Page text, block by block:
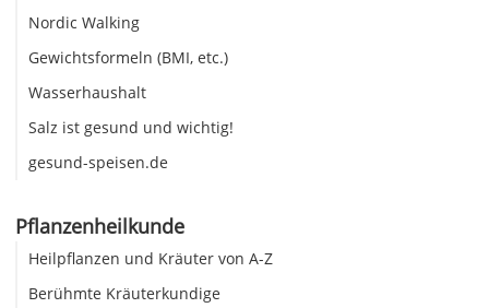
Nordic Walking
Gewichtsformeln (BMI, etc.)
Wasserhaushalt
Salz ist gesund und wichtig!
gesund-speisen.de
Pflanzenheilkunde
Heilpflanzen und Kräuter von A-Z
Berühmte Kräuterkundige